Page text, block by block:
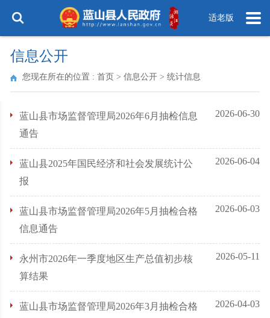
适老版
信息公开
您现在所在的位置 : 首页 > 信息公开 > 统计信息
蓝山县市场监督管理局2026年6月抽检信息
通告
2026-06-30
蓝山县2025年国民经济和社会发展统计公
报
2026-06-04
蓝山县市场监督管理局2026年5月抽检合格
信息通告
2026-06-03
永州市2026年一季度地区生产总值初步核
算结果
2026-05-11
蓝山县市场监督管理局2026年3月抽检合格
2026-04-03